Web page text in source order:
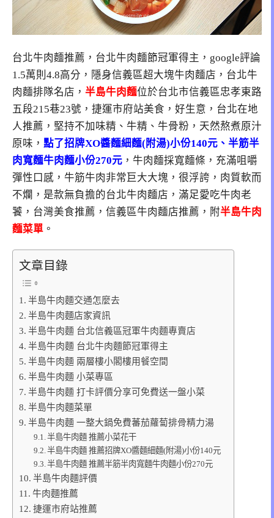
台北牛肉麵推薦，台北牛肉麵節冠軍得主，google評論
1.5萬則4.8高分，隱身信義區超大塊牛肉麵店，台北牛
肉麵排隊名店， 半島牛肉麵位於台北市信義區忠孝東路
五段215巷23號，捷運市府站美食，好生意，台北在地
人推薦，堅持不加味精、牛精、牛骨粉，天然熬煮原汁
原味， 點了招牌XO醬麵細麵(附湯)小份140元、半筋半
肉寬麵牛肉麵小份270元 ，牛肉麵採寬麵條，充滿咀嚼
彈性口感，牛筋牛肉非常巨大大塊，很浮誇，肉質軟而
不爛，是款無負擔的台北牛肉麵店，滿足愛吃牛肉老
饕，台灣美食推薦，信義區牛肉麵店推薦，附半島牛肉
麵菜單 。
文章目錄
半島牛肉麵交通怎麼去
半島牛肉麵店家資訊
半島牛肉麵 台北信義區冠軍牛肉麵專賣店
半島牛肉麵 台北牛肉麵節冠軍得主
半島牛肉麵 兩層樓小閣樓用餐空間
半島牛肉麵 小菜專區
半島牛肉麵 打卡評價分享可免費送一盤小菜
半島牛肉麵菜單
半島牛肉麵 一整大鍋免費蕃茄蘿蔔排骨精力湯
半島牛肉麵 推薦小菜花干
半島牛肉麵 推薦招牌XO醬麵細麵(附湯)小份140元
半島牛肉麵 推薦半筋半肉寬麵牛肉麵小份270元
半島牛肉麵評價
牛肉麵推薦
捷運市府站推薦